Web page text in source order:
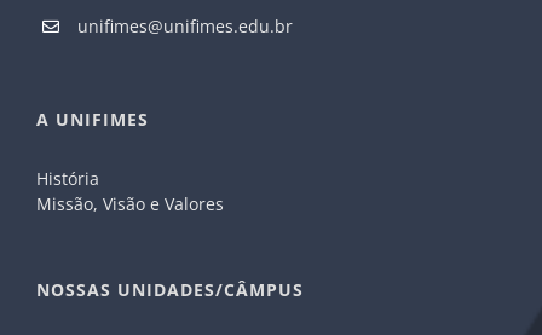
unifimes@unifimes.edu.br
A UNIFIMES
História
Missão, Visão e Valores
NOSSAS UNIDADES/CÂMPUS